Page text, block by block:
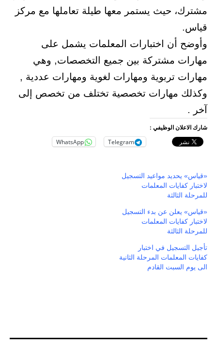
مشترك، حيث يستمر معها طيلة تعاملها مع مركز
قياس.
وأوضح أن اختبارات المعلمات​ يشمل على
مهارات مشتركة بين جميع التخصصات, وهي
مهارات تربوية ومهارات لغوية ومهارات عددية ,
وكذلك مهارات تخصصية تختلف من تخصص إلى
آخر .​
شارك الاعلان الوظيفي :
Telegram
WhatsApp
«قياس» يحديد مواعيد التسجيل
لاختبار كفايات المعلمات
للمرحلة الثالثة
«قياس» يعلن عن بدء التسجيل
لاختبار كفايات المعلمات
للمرحلة الثالثة
تأجيل التسجيل في اختبار
كفايات المعلمات المرحلة الثانية
الى يوم السبت القادم